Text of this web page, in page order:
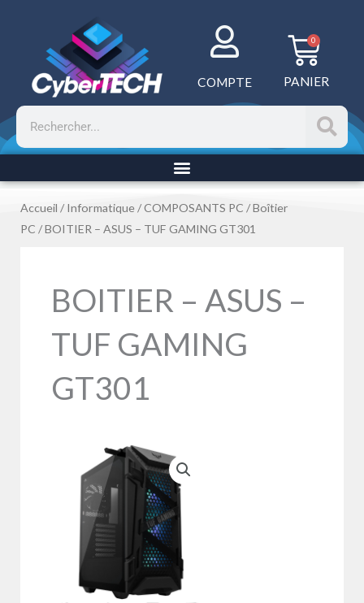
COMPTE
0
PANIER
Rechercher
Accueil /Informatique /COMPOSANTS PC /Boîtier
PC / BOITIER – ASUS – TUF GAMING GT301
BOITIER – ASUS –
TUF GAMING
GT301